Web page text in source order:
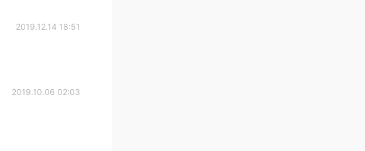
2019.12.14 18:51
2019.10.06 02:03